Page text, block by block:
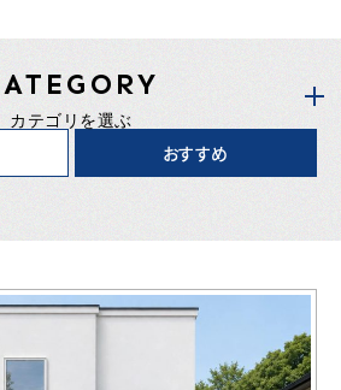
カテゴリを選ぶ
おすすめ